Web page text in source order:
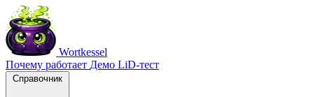
Wortkessel
Почему работает Демо LiD-тест
Справочник